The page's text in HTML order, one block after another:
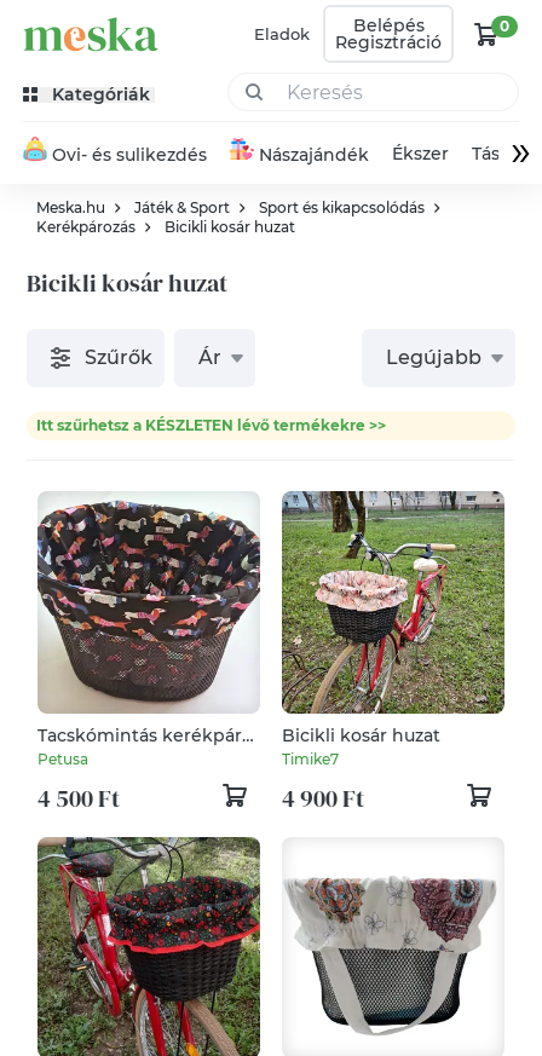
Eladok Belépés
Regisztráció
0
Kategóriák
Ovi- és sulikezdés Nászajándék Ékszer Táska»
Meska.hu Játék & Sport
Sport és kikapcsolódás
Kerékpározás
Bicikli kosár huzat
Bicikli kosár huzat
Szűrők Ár Legújabb
Itt szűrhetsz a KÉSZLETEN lévő termékekre >>
Tacskómintás kerékpár
kosárbélés
Petusa
4 500 Ft
Bicikli kosár huzat
Timike7
4 900 Ft